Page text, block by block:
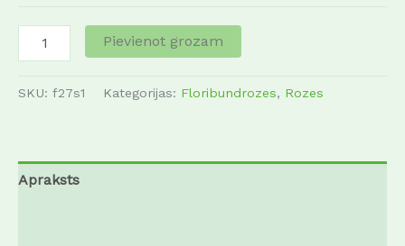
Pievienot grozam
SKU: f27s1 Kategorijas: Floribundrozes, Rozes
Apraksts